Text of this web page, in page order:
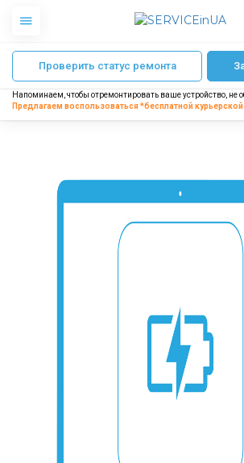
Apple
Гаджеты
Акустика
Проверить статус ремонта
Напоминаем, чтобы отремонтировать ваше устройство, не
Предлагаем воспользоваться *бесплатной
Главная Ремонт Macbook Air